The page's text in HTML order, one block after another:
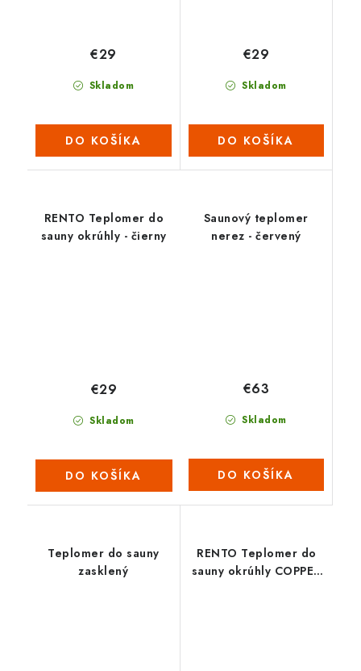
Skladom
€29
DO KOŠÍKA
Skladom
€29
DO KOŠÍKA
RENTO Teplomer do
sauny okrúhly - čierny
Skladom
€29
DO KOŠÍKA
Saunový teplomer
nerez - červený
Skladom
€63
DO KOŠÍKA
Teplomer do sauny
zasklený
RENTO Teplomer do
sauny okrúhly COPPER